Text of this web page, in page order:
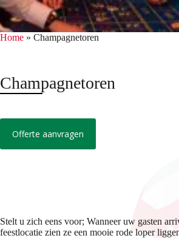
Home » Champagnetoren
Stelt u zich eens voor; Wanneer uw gasten
feestlocatie zien ze een mooie rode loper
Champagnetoren
Offerte aanvragen